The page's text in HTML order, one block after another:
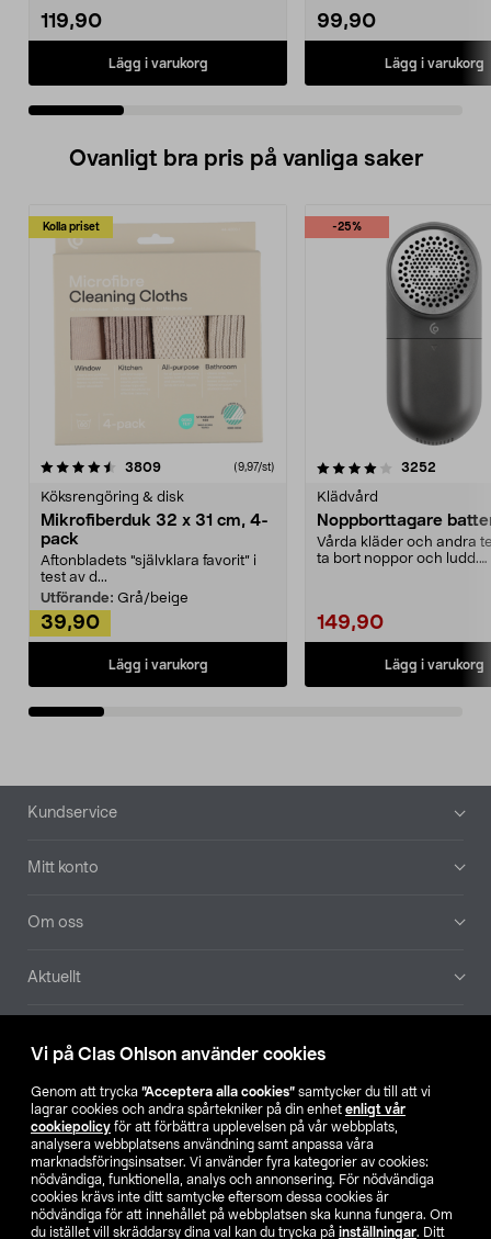
Vi på Clas Ohlson använder cookies
Genom att trycka ”Acceptera alla cookies” samtycker du till att vi
lagrar cookies och andra spårtekniker på din enhet enligt vår
cookiepolicy för att förbättra upplevelsen på vår webbplats,
analysera webbplatsens användning samt anpassa våra
marknadsföringsinsatser. Vi använder fyra kategorier av cookies:
nödvändiga, funktionella, analys och annonsering. För nödvändiga
cookies krävs inte ditt samtycke eftersom dessa cookies är
nödvändiga för att innehållet på webbplatsen ska kunna fungera. Om
du istället vill skräddarsy dina val kan du trycka på inställningar. Ditt
119,90
Lägg i varukorg
99,90
Lägg i varukorg
Ovanligt bra pris på vanliga saker
Kolla priset
3809recensioner (9,97/st)
Köksrengöring & disk
Mikrofiberduk 32 x 31 cm, 4-
pack
Aftonbladets "självklara favorit” i
test av d...
Utförande: Grå/beige
39,90
Lägg i varukorg
-25%
4.0av 5 stjärnor 3252
Klädvård
Noppborttagare
Vårda kläder och andra
ta bort noppor och ludd.
149,90
Lägg i varukorg
4.5av 5 stjärnor
Sidfot
Kundservice
Mitt konto
Om oss
Aktuellt
Hitta butik
SE NO FI